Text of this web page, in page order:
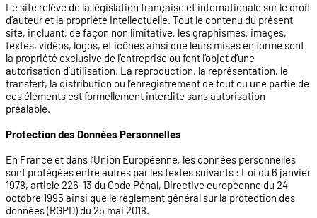
Le site relève de la législation française et internationale sur le droit
d’auteur et la propriété intellectuelle. Tout le contenu du présent
site, incluant, de façon non limitative, les graphismes, images,
textes, vidéos, logos, et icônes ainsi que leurs mises en forme sont
la propriété exclusive de l’entreprise ou font l’objet d’une
autorisation d’utilisation. La reproduction, la représentation, le
transfert, la distribution ou l’enregistrement de tout ou une partie de
ces éléments est formellement interdite sans autorisation
préalable.
Protection des Données Personnelles
En France et dans l’Union Européenne, les données personnelles
sont protégées entre autres par les textes suivants : Loi du 6 janvier
1978, article 226-13 du Code Pénal, Directive européenne du 24
octobre 1995 ainsi que le règlement général sur la protection des
données (RGPD) du 25 mai 2018.